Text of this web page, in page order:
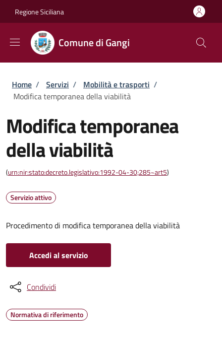
Regione Siciliana
Comune di Gangi
Briciole di pane
Home / Servizi / Mobilità e trasporti /
Modifica temporanea della viabilità
Modifica temporanea
della viabilità
(urn:nir:stato:decreto.legislativo:1992-04-30;285~art5)
Servizio attivo
Procedimento di modifica temporanea della viabilità
Accedi al servizio
Condividi
Normativa di riferimento